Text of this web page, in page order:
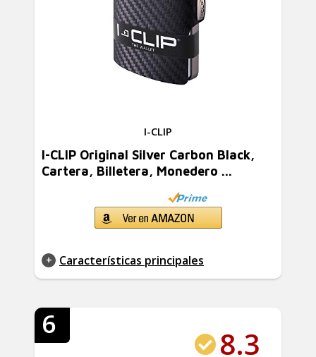
I-CLIP
I-CLIP Original Silver Carbon Black,
Cartera, Billetera, Monedero ...
Características principales
6
8.3